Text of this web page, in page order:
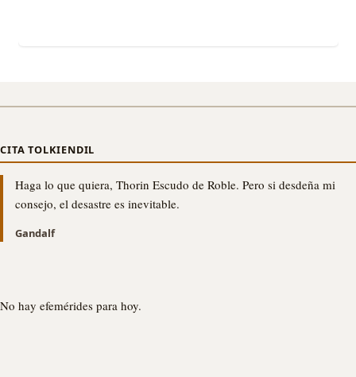
CITA TOLKIENDIL
Haga lo que quiera, Thorin Escudo de Roble. Pero si desdeña mi
consejo, el desastre es inevitable.
Gandalf
No hay efemérides para hoy.